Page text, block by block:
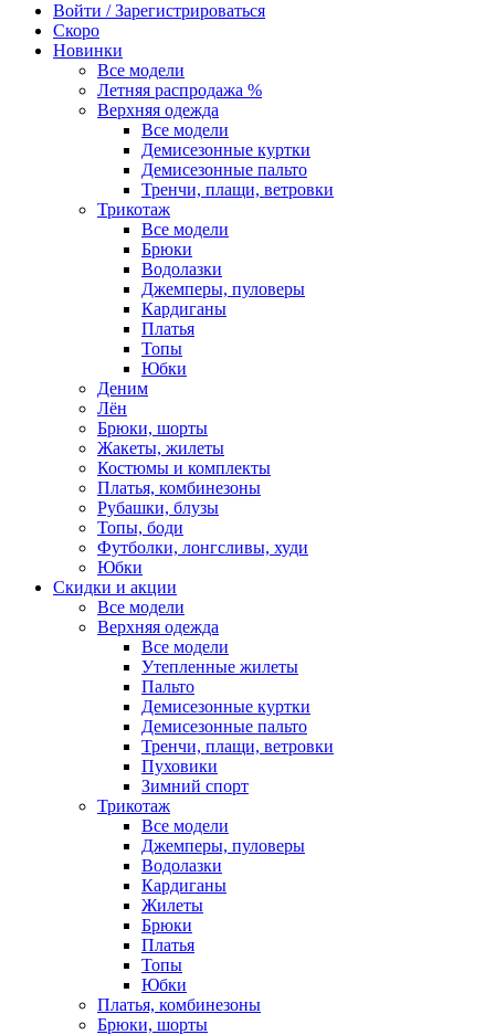
Войти / Зарегистрироваться
Скоро
Новинки
Все модели
Летняя распродажа %
Верхняя одежда
Все модели
Демисезонные куртки
Демисезонные пальто
Тренчи, плащи, ветровки
Трикотаж
Все модели
Брюки
Водолазки
Джемперы, пуловеры
Кардиганы
Платья
Топы
Юбки
Деним
Лён
Брюки, шорты
Жакеты, жилеты
Костюмы и комплекты
Платья, комбинезоны
Рубашки, блузы
Топы, боди
Футболки, лонгсливы, худи
Юбки
Скидки и акции
Все модели
Верхняя одежда
Все модели
Утепленные жилеты
Пальто
Демисезонные куртки
Демисезонные пальто
Тренчи, плащи, ветровки
Пуховики
Зимний спорт
Трикотаж
Все модели
Джемперы, пуловеры
Водолазки
Кардиганы
Жилеты
Брюки
Платья
Топы
Юбки
Платья, комбинезоны
Брюки, шорты